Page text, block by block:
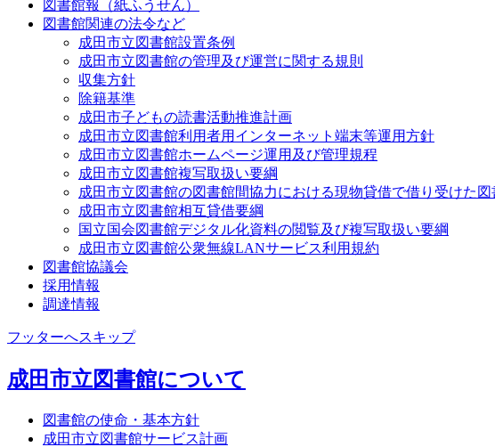
図書館報（紙ふうせん）
図書館関連の法令など
成田市立図書館設置条例
成田市立図書館の管理及び運営に関する規則
収集方針
除籍基準
成田市子どもの読書活動推進計画
成田市立図書館利用者用インターネット端末等運用方針
成田市立図書館ホームページ運用及び管理規程
成田市立図書館複写取扱い要綱
成田市立図書館の図書館間協力における現物貸借で借り受けた
成田市立図書館相互貸借要綱
国立国会図書館デジタル化資料の閲覧及び複写取扱い要綱
成田市立図書館公衆無線LANサービス利用規約
図書館協議会
採用情報
調達情報
フッターへスキップ
成田市立図書館について
図書館の使命・基本方針
成田市立図書館サービス計画